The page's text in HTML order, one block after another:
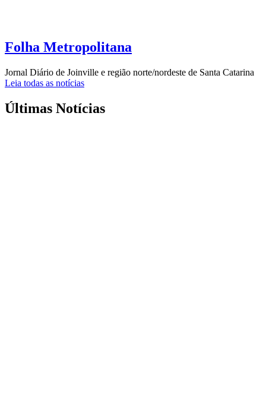
Folha Metropolitana
Jornal Diário de Joinville e região norte/nordeste de Santa Catarina
Leia todas as notícias
Últimas Notícias